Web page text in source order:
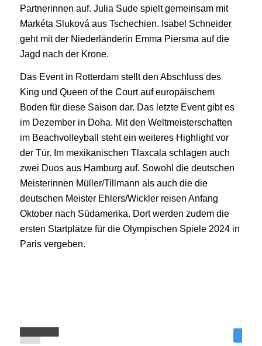
Partnerinnen auf. Julia Sude spielt gemeinsam mit
Markéta Sluková aus Tschechien. Isabel Schneider
geht mit der Niederländerin Emma Piersma auf die
Jagd nach der Krone.
Das Event in Rotterdam stellt den Abschluss des
King und Queen of the Court auf europäischem
Boden für diese Saison dar. Das letzte Event gibt es
im Dezember in Doha. Mit den Weltmeisterschaften
im Beachvolleyball steht ein weiteres Highlight vor
der Tür. Im mexikanischen Tlaxcala schlagen auch
zwei Duos aus Hamburg auf. Sowohl die deutschen
Meisterinnen Müller/Tillmann als auch die die
deutschen Meister Ehlers/Wickler reisen Anfang
Oktober nach Südamerika. Dort werden zudem die
ersten Startplätze für die Olympischen Spiele 2024 in
Paris vergeben.